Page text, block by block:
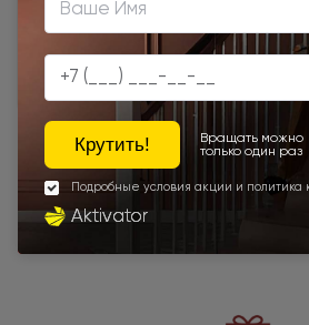
1000x2100 700x2200 900x1900
700x2100 800x2200 900x2300
1200x2000 Шампань
Наши преимущества